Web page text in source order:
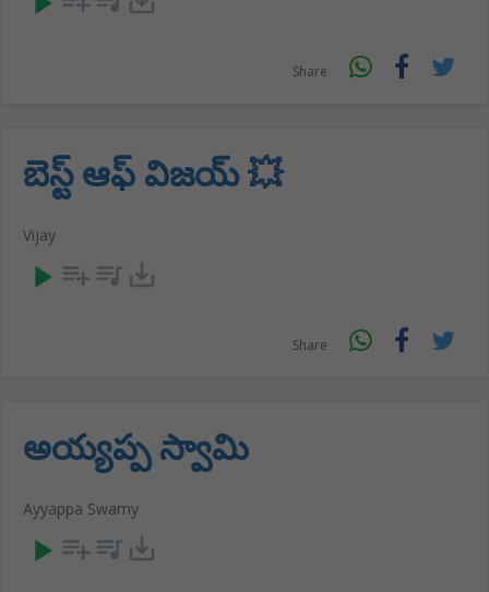
Share
బెస్ట్ ఆఫ్ విజయ్ 💥
Vijay
play_arrow playlist_add queue_music save_alt
Share
అయ్యప్ప స్వామి
Ayyappa Swamy
play_arrow playlist_add queue_music save_alt